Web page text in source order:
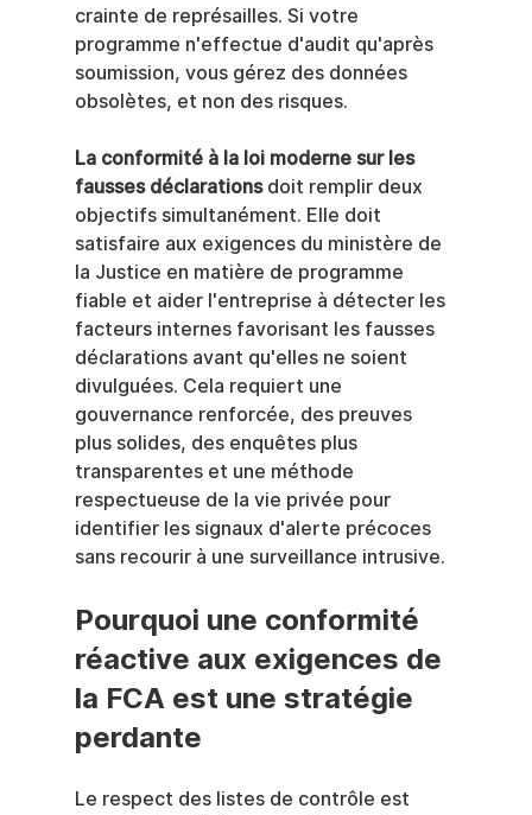
crainte de représailles. Si votre
programme n'effectue d'audit qu'après
soumission, vous gérez des données
obsolètes, et non des risques.
La conformité à la loi moderne sur les
fausses déclarations doit remplir deux
objectifs simultanément. Elle doit
satisfaire aux exigences du ministère de
la Justice en matière de programme
fiable et aider l'entreprise à détecter les
facteurs internes favorisant les fausses
déclarations avant qu'elles ne soient
divulguées. Cela requiert une
gouvernance renforcée, des preuves
plus solides, des enquêtes plus
transparentes et une méthode
respectueuse de la vie privée pour
identifier les signaux d'alerte précoces
sans recourir à une surveillance intrusive.
Pourquoi une conformité
réactive aux exigences de
la FCA est une stratégie
perdante
Le respect des listes de contrôle est